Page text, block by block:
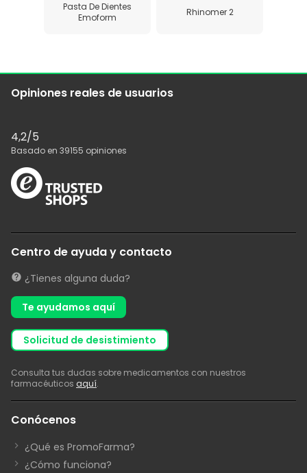
Pasta De Dientes
Emoform
Rhinomer 2
Opiniones reales de usuarios
4,2/5
Basado en 39155 opiniones
Centro de ayuda y contacto
¿Tienes alguna duda?
Te ayudamos aquí
solicitud de desistimiento
Consulta tus dudas sobre medicamentos con nuestros
farmacéuticos aquí.
Conócenos
¿Qué es PromoFarma?
¿Cómo funciona?